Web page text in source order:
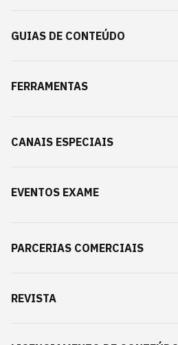
GUIAS DE CONTEÚDO
FERRAMENTAS
CANAIS ESPECIAIS
EVENTOS EXAME
PARCERIAS COMERCIAIS
REVISTA